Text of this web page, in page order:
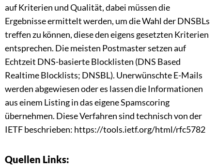
auf Kriterien und Qualität, dabei müssen die
Ergebnisse ermittelt werden, um die Wahl der DNSBLs
treffen zu können, diese den eigens gesetzten Kriterien
entsprechen. Die meisten Postmaster setzen auf
Echtzeit DNS-basierte Blocklisten (DNS Based
Realtime Blocklists; DNSBL). Unerwünschte E-Mails
werden abgewiesen oder es lassen die Informationen
aus einem Listing in das eigene Spamscoring
übernehmen. Diese Verfahren sind technisch von der
IETF beschrieben: https://tools.ietf.org/html/rfc5782
Quellen Links: